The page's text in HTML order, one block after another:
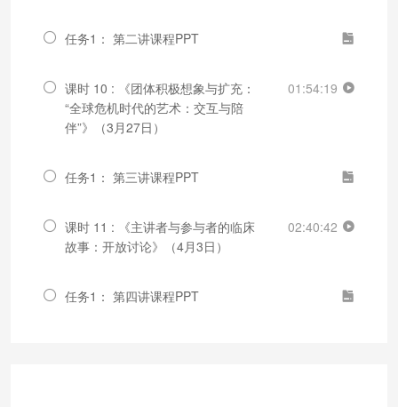
任务1： 第二讲课程PPT
课时 10 : 《团体积极想象与扩充：
“全球危机时代的艺术：交互与陪
伴”》（3月27日）
01:54:19
任务1： 第三讲课程PPT
课时 11 : 《主讲者与参与者的临床
故事：开放讨论》（4月3日）
02:40:42
任务1： 第四讲课程PPT